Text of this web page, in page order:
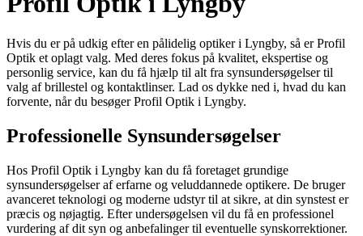
Hvis du er på udkig efter en pålidelig optiker i Lyngby, så er Profil
Optik et oplagt valg. Med deres fokus på kvalitet, ekspertise og
personlig service, kan du få hjælp til alt fra synsundersøgelser til
valg af brillestel og kontaktlinser. Lad os dykke ned i, hvad du kan
forvente, når du besøger Profil Optik i Lyngby.
Professionelle Synsundersøgelser
Hos Profil Optik i Lyngby kan du få foretaget grundige
synsundersøgelser af erfarne og veluddannede optikere. De bruger
avanceret teknologi og moderne udstyr til at sikre, at din synstest er
præcis og nøjagtig. Efter undersøgelsen vil du få en professionel
vurdering af dit syn og anbefalinger til eventuelle synskorrektioner.